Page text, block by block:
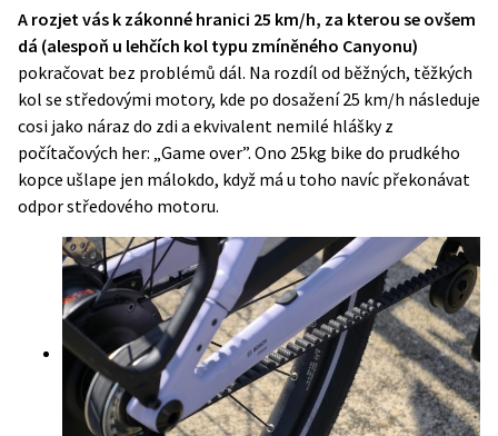
A rozjet vás k zákonné hranici 25 km/h, za kterou se ovšem
dá (alespoň u lehčích kol typu zmíněného Canyonu)
pokračovat bez problémů dál. Na rozdíl od běžných, těžkých
kol se středovými motory, kde po dosažení 25 km/h následuje
cosi jako náraz do zdi a ekvivalent nemilé hlášky z
počítačových her: „Game over”. Ono 25kg bike do prudkého
kopce ušlape jen málokdo, když má u toho navíc překonávat
odpor středového motoru.